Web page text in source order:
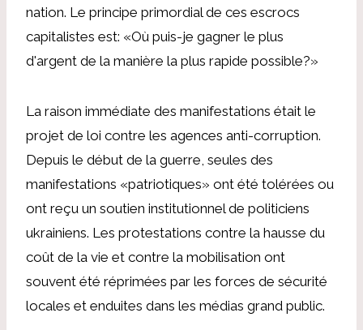
nation. Le principe primordial de ces escrocs
capitalistes est: «Où puis-je gagner le plus
d'argent de la manière la plus rapide possible?»
La raison immédiate des manifestations était le
projet de loi contre les agences anti-corruption.
Depuis le début de la guerre, seules des
manifestations «patriotiques» ont été tolérées ou
ont reçu un soutien institutionnel de politiciens
ukrainiens. Les protestations contre la hausse du
coût de la vie et contre la mobilisation ont
souvent été réprimées par les forces de sécurité
locales et enduites dans les médias grand public.